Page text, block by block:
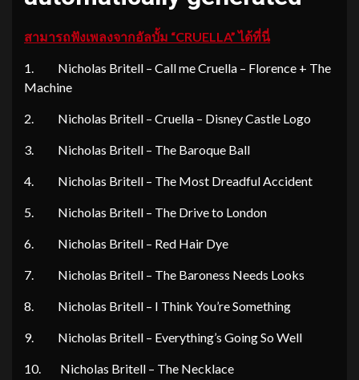
สามารถฟังเพลงจากอัลบั้ม “CRUELLA” ได้ที่นี่
1. Nicholas Britell – Call me Cruella – Florence + The
Machine
2. Nicholas Britell – Cruella – Disney Castle Logo
3. Nicholas Britell – The Baroque Ball
4. Nicholas Britell – The Most Dreadful Accident
5. Nicholas Britell – The Drive to London
6. Nicholas Britell – Red Hair Dye
7. Nicholas Britell – The Baroness Needs Looks
8. Nicholas Britell – I Think You’re Something
9. Nicholas Britell – Everything’s Going So Well
10. Nicholas Britell – The Necklace